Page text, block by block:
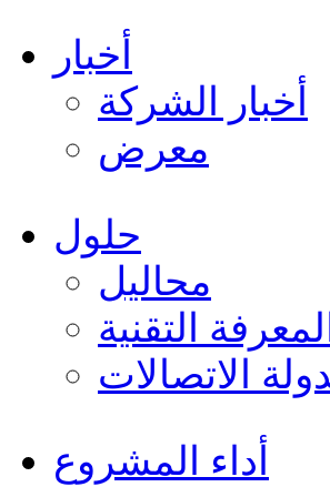
أخبار
أخبار الشركة
معرض
حلول
محاليل
المعرفة التقنية
الاتصالات
أداء المشروع